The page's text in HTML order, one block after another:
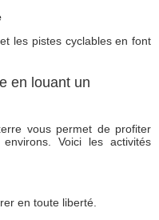
les pistes cyclables en font
en louant un
vous permet de profiter
Voici les activités
en toute liberté.